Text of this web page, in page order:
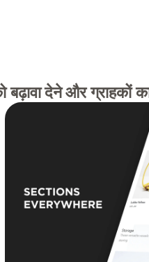
देने और ग्राहकों